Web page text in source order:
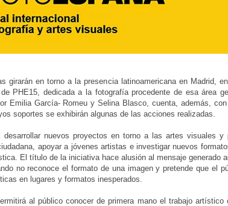
girarán en torno a la presencia latinoamericana en Madrid,
PHE15, dedicada a la fotografía procedente de esa área
Emilia García- Romeu y Selina Blasco, cuenta, además,
soportes se exhibirán algunas de las acciones realizadas.
desarrollar nuevos proyectos en torno a las artes visuales y
apoyar a jóvenes artistas e investigar nuevos
El título de la iniciativa hace alusión al mensaje generado
no reconoce el formato de una imagen y pretende que el
en lugares y formatos inesperados.
al público conocer de primera mano el trabajo